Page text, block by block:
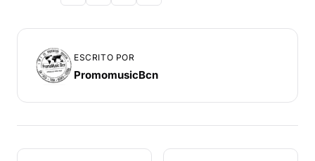
ESCRITO POR
PromomusicBcn